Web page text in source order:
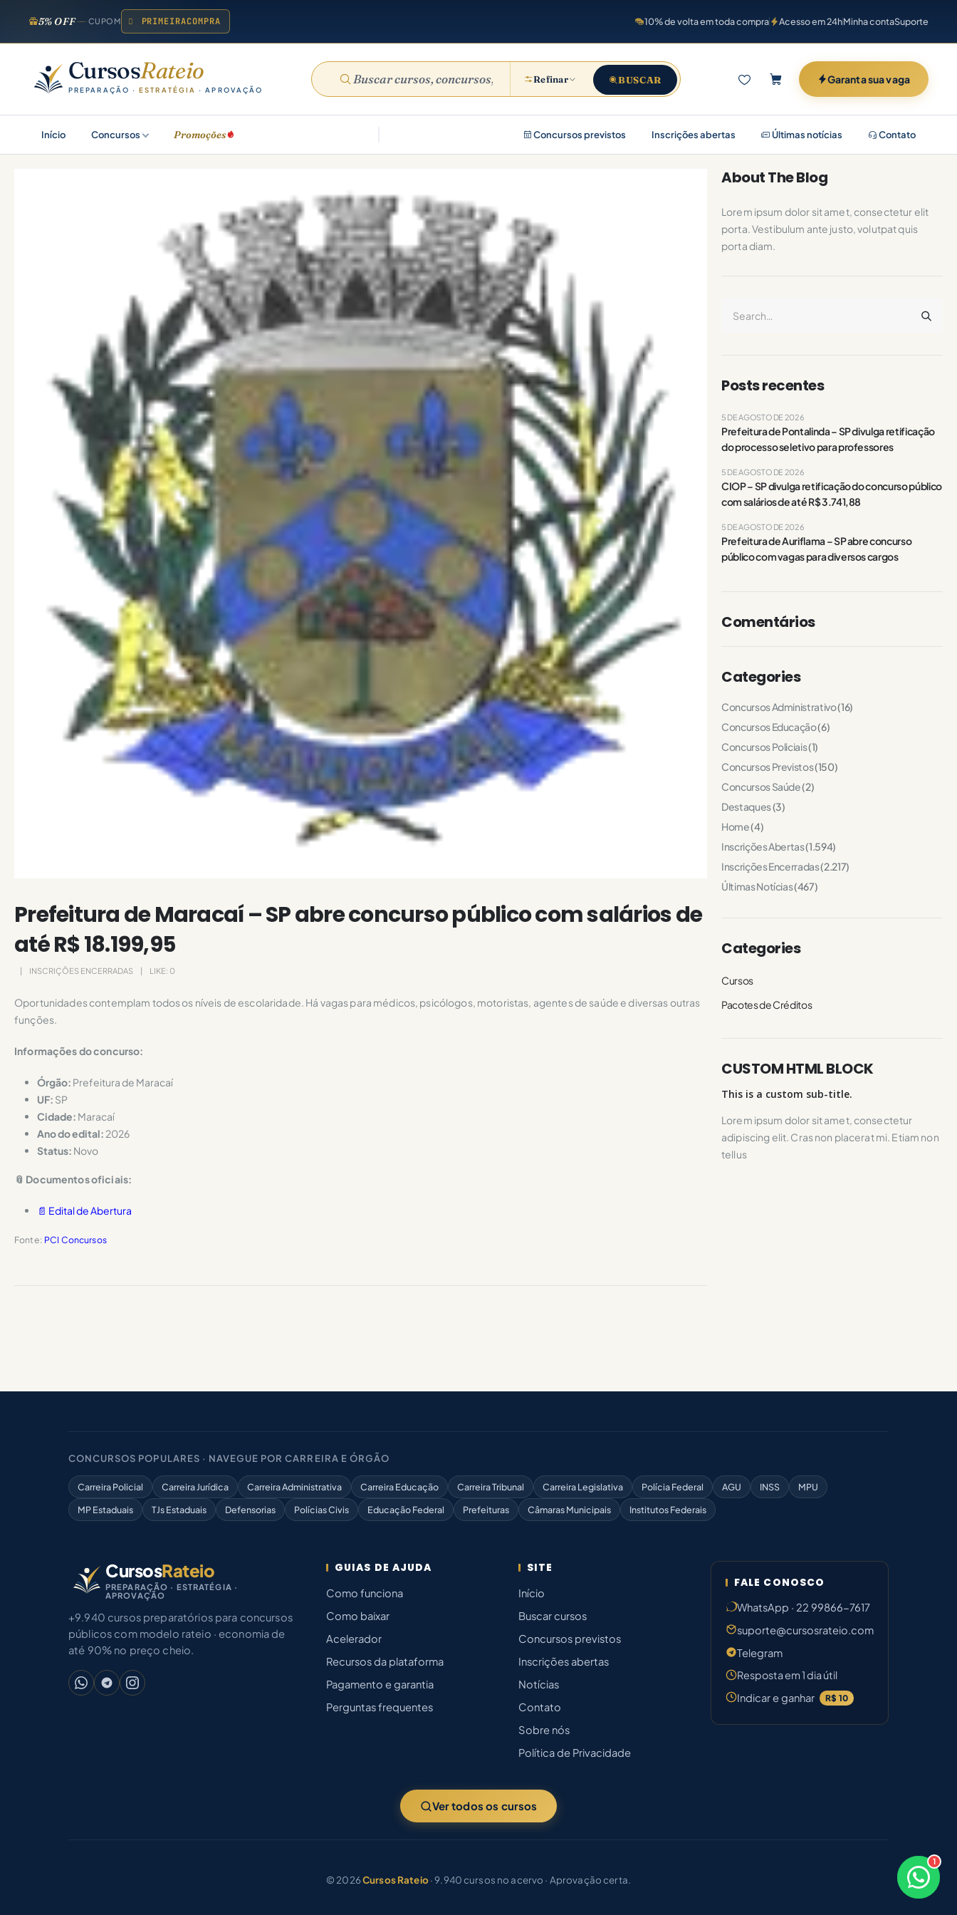
5% OFF CUPOM PRIMEIRACOMPRA 10% de volta em toda compra Acesso em 24hMinha contaSuporte
CursosRateio
PREPARAÇÃO ·ESTRATÉGIA · APROVAÇÃO
Refinar BUSCAR Garanta sua vaga
Início Concursos Promoções Concursos previstos Inscrições abertas Últimas notícias Contato
Prefeitura de Maracaí – SP abre concurso público com salários de
até R$ 18.199,95
INSCRIÇÕES ENCERRADAS LIKE: 0
Oportunidades contemplam todos os níveis de escolaridade. Há vagas para médicos, psicólogos, motoristas, agentes de saúde e diversas outras
funções.
Informações do concurso:
Órgão: Prefeitura de Maracaí
UF: SP
Cidade: Maracaí
Ano do edital: 2026
Status: Novo
📎 Documentos oficiais:
📄 Edital de Abertura
Fonte: PCI Concursos
About The Blog
Lorem ipsum dolor sit amet, consectetur elit
porta. Vestibulum ante justo, volutpat quis
porta diam.
Posts recentes
Prefeitura de Pontalinda – SP divulga retificação
do processo seletivo para professores
5 DE AGOSTO DE 2026
CIOP – SP divulga retificação do concurso público
com salários de até R$ 3.741,88
5 DE AGOSTO DE 2026
Prefeitura de Auriflama – SP abre concurso
público com vagas para diversos cargos
5 DE AGOSTO DE 2026
Comentários
Categories
Concursos Administrativo(16)
Concursos Educação(6)
Concursos Policiais(1)
Concursos Previstos(150)
Concursos Saúde(2)
Destaques(3)
Home(4)
Inscrições Abertas(1.594)
Inscrições Encerradas(2.217)
Últimas Notícias(467)
Categories
Cursos
Pacotes de Créditos
CUSTOM HTML BLOCK
This is a custom sub-title.
Lorem ipsum dolor sit amet, consectetur
adipiscing elit. Cras non placerat mi. Etiam non
tellus
×
1
CONCURSOS POPULARES · NAVEGUE POR CARREIRA E ÓRGÃO
Carreira Policial Carreira Jurídica Carreira Administrativa Carreira Educação Carreira Tribunal Carreira Legislativa Polícia Federal AGU INSS
MPU
MP Estaduais
TJs Estaduais Defensorias Polícias Civis Educação Federal Prefeituras Câmaras Municipais Institutos Federais
CursosRateio
PREPARAÇÃO · ESTRATÉGIA ·
APROVAÇÃO
+9.940 cursos preparatórios para concursos
públicos com modelo rateio · economia de
até 90% no preço cheio.
GUIAS DE AJUDA
Como funciona
Como baixar
Acelerador
Recursos da plataforma
Pagamento e garantia
Perguntas frequentes
SITE
Início
Buscar cursos
Concursos previstos
Inscrições abertas
Notícias
Contato
Sobre nós
Política de Privacidade
FALE CONOSCO
WhatsApp · 22 99866-7617
suporte@cursosrateio.com
Telegram
Resposta em 1 dia útil
Indicar e ganhar
R$ 10
Ver todos os cursos
© 2026Cursos Rateio· 9.940 cursos no acervo · Aprovação certa.